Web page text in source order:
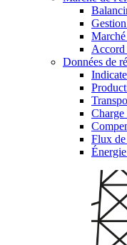
Accord
Données de
Charge
Flux de